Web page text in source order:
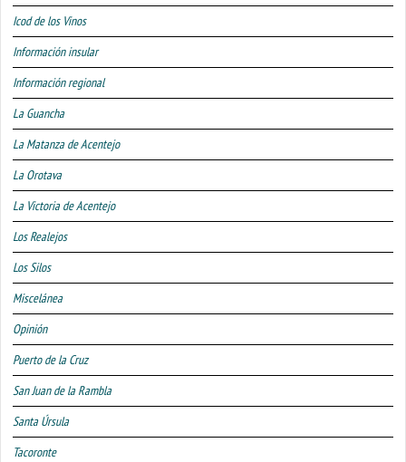
Icod de los Vinos
Información insular
Información regional
La Guancha
La Matanza de Acentejo
La Orotava
La Victoria de Acentejo
Los Realejos
Los Silos
Miscelánea
Opinión
Puerto de la Cruz
San Juan de la Rambla
Santa Úrsula
Tacoronte